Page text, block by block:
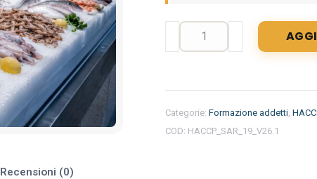
Formazione
del
alimentare
nella
Categorie: Formazione addetti,
COD: HACCP_SAR_19_V26.1
Recensioni (0)